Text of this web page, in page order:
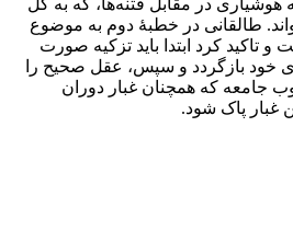
طالقانی در خطبۀ دوم به موضوع
و تاکید کرد ابتدا باید تزکیه صورت
خود بازگردد و سپس، عقل صحیح را
جامعه که همچنان غبار دوران
غبار پاک شود.